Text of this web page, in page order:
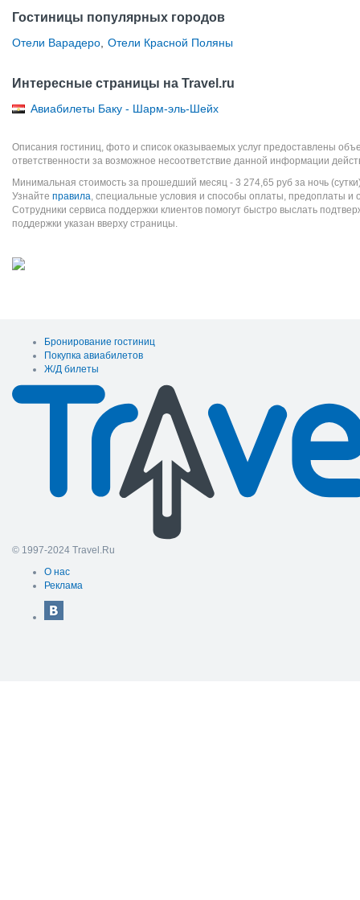
Гостиницы популярных городов
Отели Варадеро Отели Красной Поляны
Интересные страницы на Travel.ru
Авиабилеты Баку - Шарм-эль-Шейх
Описания гостиниц, фото и список оказываемых услуг предоставлены
ответственности за возможное несоответствие данной информации
Минимальная стоимость за прошедший месяц - 3 274,65 руб за ночь
Узнайте правила, специальные условия и способы оплаты, предоплаты и
Сотрудники сервиса поддержки клиентов помогут быстро выслать
поддержки указан вверху страницы.
Бронирование гостиниц
Покупка авиабилетов
Ж/Д билеты
© 1997-2024 Travel.Ru
О нас
Реклама